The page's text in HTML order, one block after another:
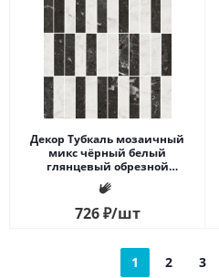
Декор Тубкаль мозаичный
микс чёрный белый
глянцевый обрезной
30x30x0,9
726₽/шт
1 2 3